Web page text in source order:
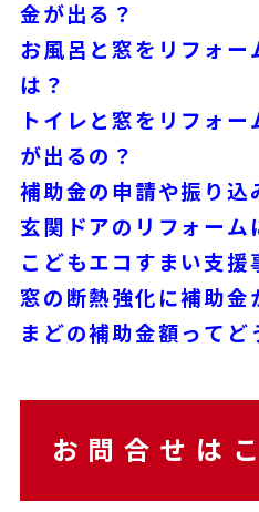
金が出る？
お風呂と窓をリフォー
は？
トイレと窓をリフォ
が出るの？
補助金の申請や振り込
玄関ドアのリフォー
こどもエコすまい支援
窓の断熱強化に補助金
まどの補助金額ってど
お問合せは